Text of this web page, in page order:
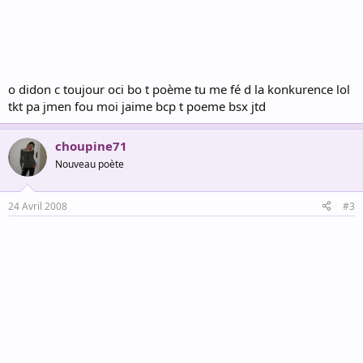
o didon c toujour oci bo t poème tu me fé d la konkurence lol
tkt pa jmen fou moi jaime bcp t poeme bsx jtd
choupine71
Nouveau poète
24 Avril 2008 #3